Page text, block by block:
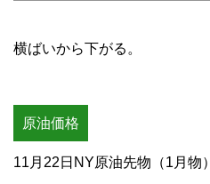
横ばいから下がる。
原油価格
11月22日NY原油先物（1月物）